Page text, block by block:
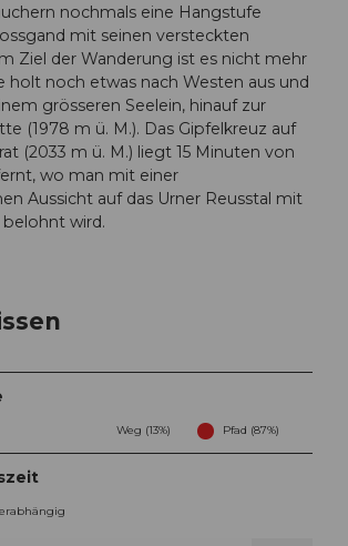
nochmals eine Hangstufe
mit seinen versteckten
Ziel der Wanderung ist es nicht mehr
holt noch etwas nach Westen aus und
grösseren Seelein, hinauf zur
(1978 m ü. M.). Das Gipfelkreuz auf
(2033 m ü. M.) liegt 15 Minuten von
wo man mit einer
Aussicht auf das Urner Reusstal mit
wird.
Weg (13%) Pfad (87%)